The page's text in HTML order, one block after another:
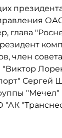
глава
член
"Виктор
Сергей
"АК